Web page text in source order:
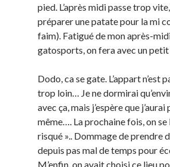
pied. L’après midi passe trop
préparer une patate pour la mi
faim). Fatigué de mon après-
gatosports, on fera avec un petit
Dodo, ca se gate. L’appart n’est
trop loin… Je ne dormirai
avec ça, mais j’espère que
même…. La prochaine fois, on
risqué ».. Dommage de prendre
depuis pas mal de temps pour
M’enfin, on avait choisi ce lieu